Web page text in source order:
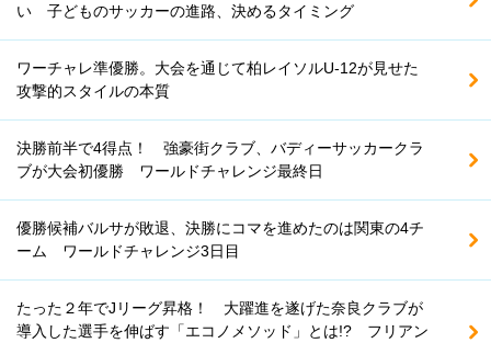
い 子どものサッカーの進路、決めるタイミング
ワーチャレ準優勝。大会を通じて柏レイソルU-12が見せた
攻撃的スタイルの本質
決勝前半で4得点！ 強豪街クラブ、バディーサッカークラ
ブが大会初優勝 ワールドチャレンジ最終日
優勝候補バルサが敗退、決勝にコマを進めたのは関東の4チ
ーム ワールドチャレンジ3日目
たった２年でJリーグ昇格！ 大躍進を遂げた奈良クラブが
導入した選手を伸ばす「エコノメソッド」とは!? フリアン